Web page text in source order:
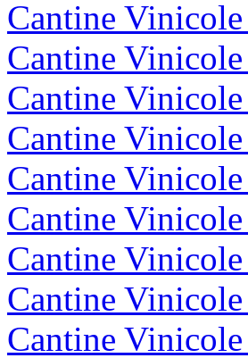
Cantine
Cantine
Cantine
Cantine
Cantine
Cantine
Cantine
Cantine
Cantine Vinicole